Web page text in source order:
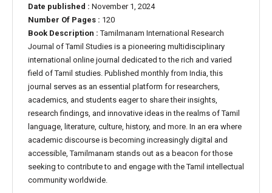
Date published : November 1, 2024
Number Of Pages : 120
Book Description :Tamilmanam International Research
Journal of Tamil Studies is a pioneering multidisciplinary
international online journal dedicated to the rich and varied
field of Tamil studies. Published monthly from India, this
journal serves as an essential platform for researchers,
academics, and students eager to share their insights,
research findings, and innovative ideas in the realms of Tamil
language, literature, culture, history, and more. In an era where
academic discourse is becoming increasingly digital and
accessible, Tamilmanam stands out as a beacon for those
seeking to contribute to and engage with the Tamil intellectual
community worldwide.